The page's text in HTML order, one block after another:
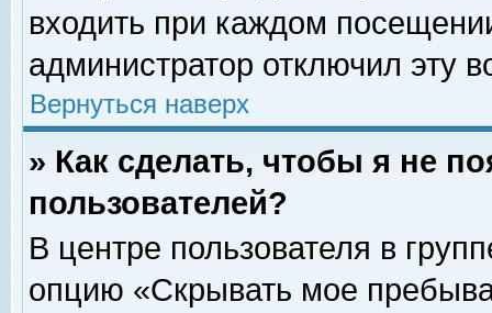
входить при каждом
администратор отключил эту
Вернуться наверх
» Как сделать, чтобы я не
пользователей?
В центре пользователя в
опцию «Скрывать мое